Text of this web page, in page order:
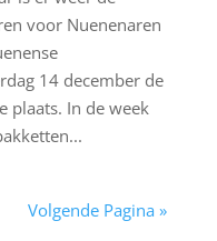
voor Nuenenaren
14 december de
plaats. In de week
Volgende Pagina »